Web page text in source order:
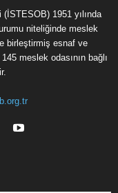
1951 yılında
niteliğinde meslek
birleştirmiş esnaf ve
meslek odasının bağlı